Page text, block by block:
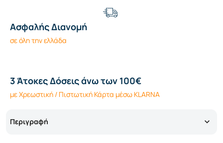
Ασφαλής Διανομή
σε όλη την ελλάδα
3 Άτοκες Δόσεις άνω των 100€
με Χρεωστική / Πιστωτική Κάρτα μέσω KLARNA
Περιγραφή